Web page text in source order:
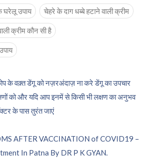
घरेलू उपाय चेहरे के दाग धब्बे हटाने वाली क्रीम
क्रीम कौन सी है
के वक़्त डेंगू को नज़रअंदाज़ ना करे डेंगू का उपचार
को और यदि आप इनमें से किसी भी लक्षण का अनुभव
के पास तुरंत जाएं
AFTER VACCINATION of COVID19 –
In Patna By DR P K GYAN.